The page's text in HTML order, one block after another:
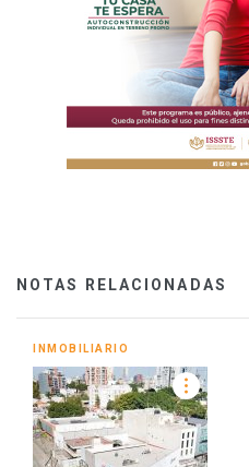
NOTAS RELACIONADAS
INMOBILIARIO